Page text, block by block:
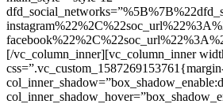
[/vc_column_inner][vc_column_inner